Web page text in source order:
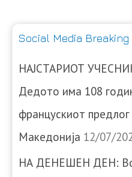
Social Media Breaking
НАЈСТАРИОТ
Дедото има 108
францускиот предлог
Македонија 12/07/
НА ДЕНЕШЕН ДЕН: Во